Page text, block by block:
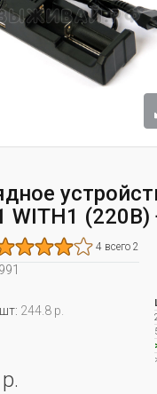
WITH1 (220В)
4 всего 2
244.8 р.